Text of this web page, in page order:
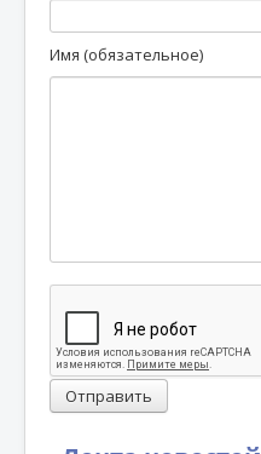
Имя (обязательное)
Отправить